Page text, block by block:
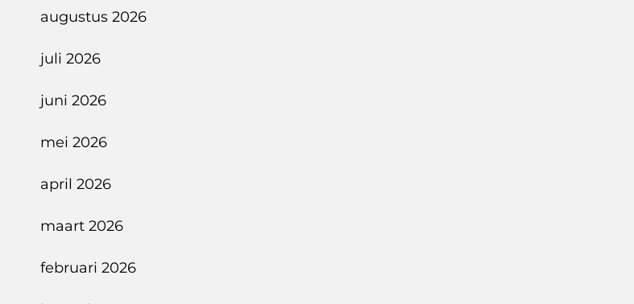
augustus 2026
juli 2026
juni 2026
mei 2026
april 2026
maart 2026
februari 2026